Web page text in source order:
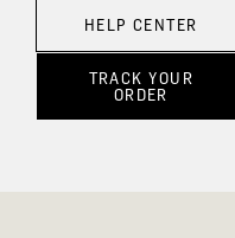
HELP CENTER
TRACK YOUR
ORDER